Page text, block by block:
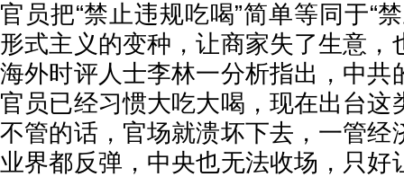
官员把“禁止违规吃喝”简单等同于“
形式主义的变种，让商家失了生意，
海外时评人士李林一分析指出，中共
官员已经习惯大吃大喝，现在出台这
不管的话，官场就溃坏下去，一管经
业界都反弹，中央也无法收场，只好